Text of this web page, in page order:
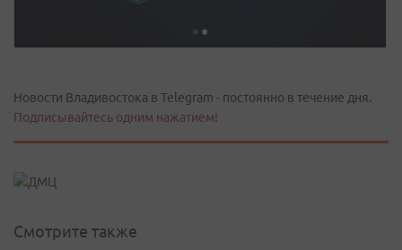
Новости Владивостока в Telegram - постоянно в течение дня.
Подписывайтесь одним нажатием!
Смотрите также